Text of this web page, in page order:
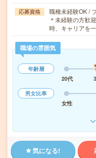
応募資格
職種未経験OK /
＊未経験の方歓
時、キャリアを
職場の雰囲気
年齢層
20代
男女比率
女性
気になる!